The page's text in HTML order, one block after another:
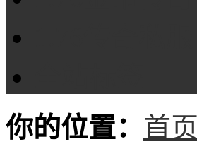
你的位置： 首页